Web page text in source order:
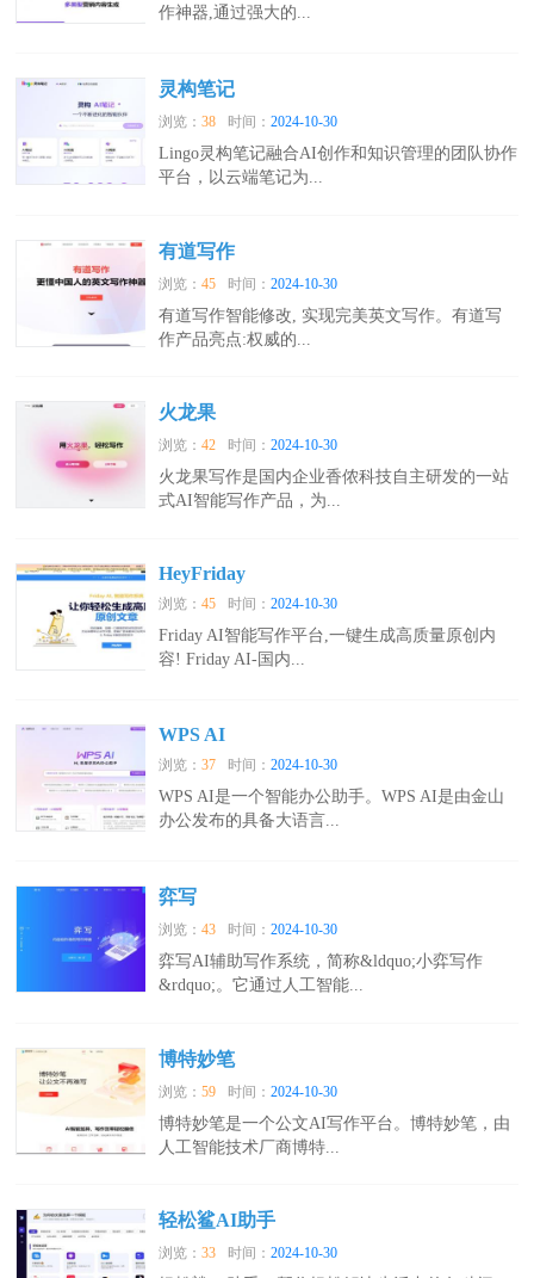
作神器,通过强大的...
灵构笔记
浏览：38 时间：2024-10-30
Lingo灵构笔记融合AI创作和知识管理的团队协作
平台，以云端笔记为...
有道写作
浏览：45 时间：2024-10-30
有道写作智能修改, 实现完美英文写作。有道写
作产品亮点:权威的...
火龙果
浏览：42 时间：2024-10-30
火龙果写作是国内企业香侬科技自主研发的一站
式AI智能写作产品，为...
HeyFriday
浏览：45 时间：2024-10-30
Friday AI智能写作平台,一键生成高质量原创内
容! Friday AI-国内...
WPS AI
浏览：37 时间：2024-10-30
WPS AI是一个智能办公助手。WPS AI是由金山
办公发布的具备大语言...
弈写
浏览：43 时间：2024-10-30
弈写AI辅助写作系统，简称&ldquo;小弈写作
&rdquo;。它通过人工智能...
博特妙笔
浏览：59 时间：2024-10-30
博特妙笔是一个公文AI写作平台。博特妙笔，由
人工智能技术厂商博特...
轻松鲨AI助手
浏览：33 时间：2024-10-30